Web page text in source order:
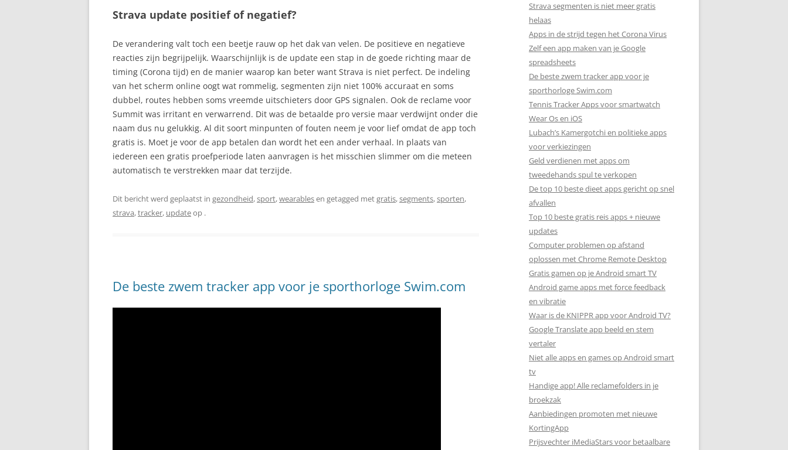
Strava update positief of negatief?
De verandering valt toch een beetje rauw op het dak van velen. De positieve en negatieve
reacties zijn begrijpelijk. Waarschijnlijk is de update een stap in de goede richting maar de
timing (Corona tijd) en de manier waarop kan beter want Strava is niet perfect. De indeling
van het scherm online oogt wat rommelig, segmenten zijn niet 100% accuraat en soms
dubbel, routes hebben soms vreemde uitschieters door GPS signalen. Ook de reclame voor
Summit was irritant en verwarrend. Dit was de betaalde pro versie maar verdwijnt onder die
naam dus nu gelukkig. Al dit soort minpunten of fouten neem je voor lief omdat de app toch
gratis is. Moet je voor de app betalen dan wordt het een ander verhaal. In plaats van
iedereen een gratis proefperiode laten aanvragen is het misschien slimmer om die meteen
automatisch te verstrekken maar dat terzijde.
Dit bericht werd geplaatst in gezondheid,sport,wearablesen getagged metgratis,segments,sporten,
strava,tracker, updateop .
De beste zwem tracker app voor je sporthorloge Swim.com
Strava segmenten is niet meer gratis
helaas
Apps in de strijd tegen het Corona Virus
Zelf een app maken van je Google
spreadsheets
De beste zwem tracker app voor je
sporthorloge Swim.com
Tennis Tracker Apps voor smartwatch
Wear Os en iOS
Lubach’s Kamergotchi en politieke apps
voor verkiezingen
Geld verdienen met apps om
tweedehands spul te verkopen
De top 10 beste dieet apps gericht op snel
afvallen
Top 10 beste gratis reis apps + nieuwe
updates
Computer problemen op afstand
oplossen met Chrome Remote Desktop
Gratis gamen op je Android smart TV
Android game apps met force feedback
en vibratie
Waar is de KNIPPR app voor Android TV?
Google Translate app beeld en stem
vertaler
Niet alle apps en games op Android smart
tv
Handige app! Alle reclamefolders in je
broekzak
Aanbiedingen promoten met nieuwe
KortingApp
Prijsvechter iMediaStars voor betaalbare